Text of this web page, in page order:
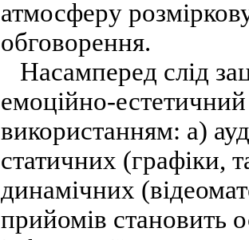
атмосферу
обговорення.
Насамперед слід
емоційно-
використанням: а)
статичних (графіки,
динамічних
прийомів становить